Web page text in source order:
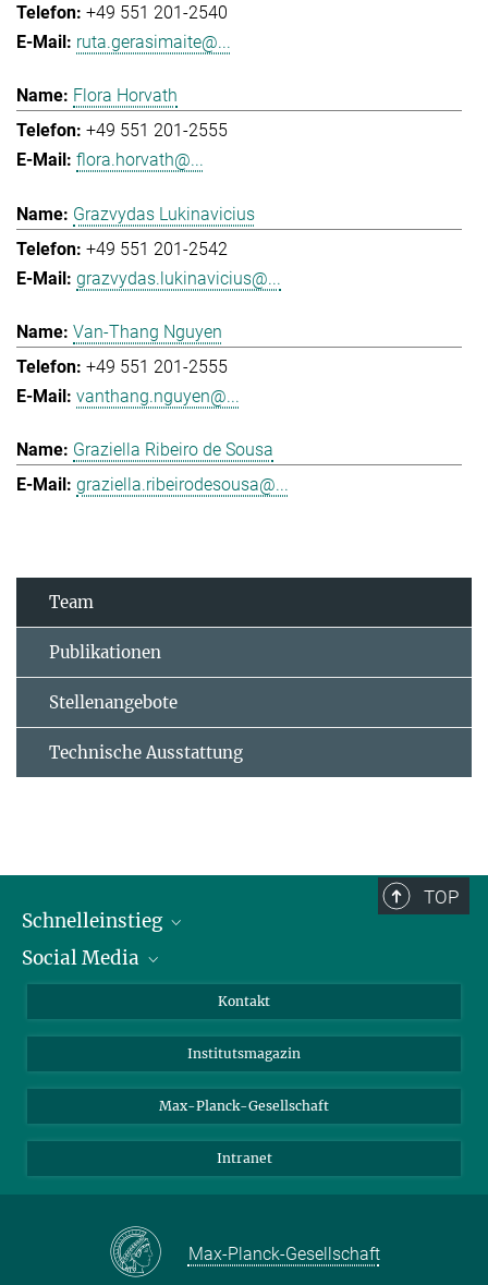
+49 551 201-2540
ruta.gerasimaite@...
Flora Horvath
+49 551 201-2555
flora.horvath@...
Grazvydas Lukinavicius
+49 551 201-2542
grazvydas.lukinavicius@...
Van-Thang Nguyen
+49 551 201-2555
vanthang.nguyen@...
Graziella Ribeiro de Sousa
graziella.ribeirodesousa@...
Team
Publikationen
Stellenangebote
Technische Ausstattung
TOP
Schnelleinstieg
Alumni
Fördernde
Schulen
Studierende
Social Media
Bluesky
Facebook
YouTube
Kontakt
Institutsmagazin
Max-Planck-Gesellschaft
Intranet
Max-Planck-Gesellschaft